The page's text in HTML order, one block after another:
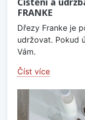
FRANKE
Dřezy Franke je
udržovat. Pokud
Vám.
Číst více